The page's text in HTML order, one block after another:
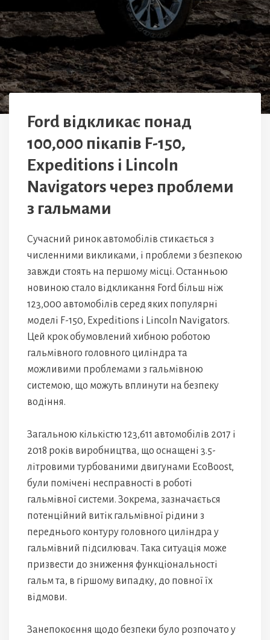
Ford відкликає понад
100,000 пікапів F-150,
Expeditions і Lincoln
Navigators через проблеми
з гальмами
Сучасний ринок автомобілів стикається з
численними викликами, і проблеми з безпекою
завжди стоять на першому місці. Останньою
новиною стало відкликання Ford більш ніж
123,000 автомобілів серед яких популярні
моделі F-150, Expeditions і Lincoln Navigators.
Цей крок обумовлений хибною роботою
гальмівного головного циліндра та
можливими проблемами з гальмівною
системою, що можуть вплинути на безпеку
водіння.
Загальною кількістю 123,611 автомобілів 2017 і
2018 років виробництва, що оснащені 3.5-
літровими турбованими двигунами EcoBoost,
були помічені несправності в роботі
гальмівної системи. Зокрема, зазначається
потенційний витік гальмівної рідини з
переднього контуру головного циліндра у
гальмівний підсилювач. Така ситуація може
призвести до зниження функціональності
гальм та, в гіршому випадку, до повної їх
відмови.
Занепокоєння щодо безпеки було розпочато у